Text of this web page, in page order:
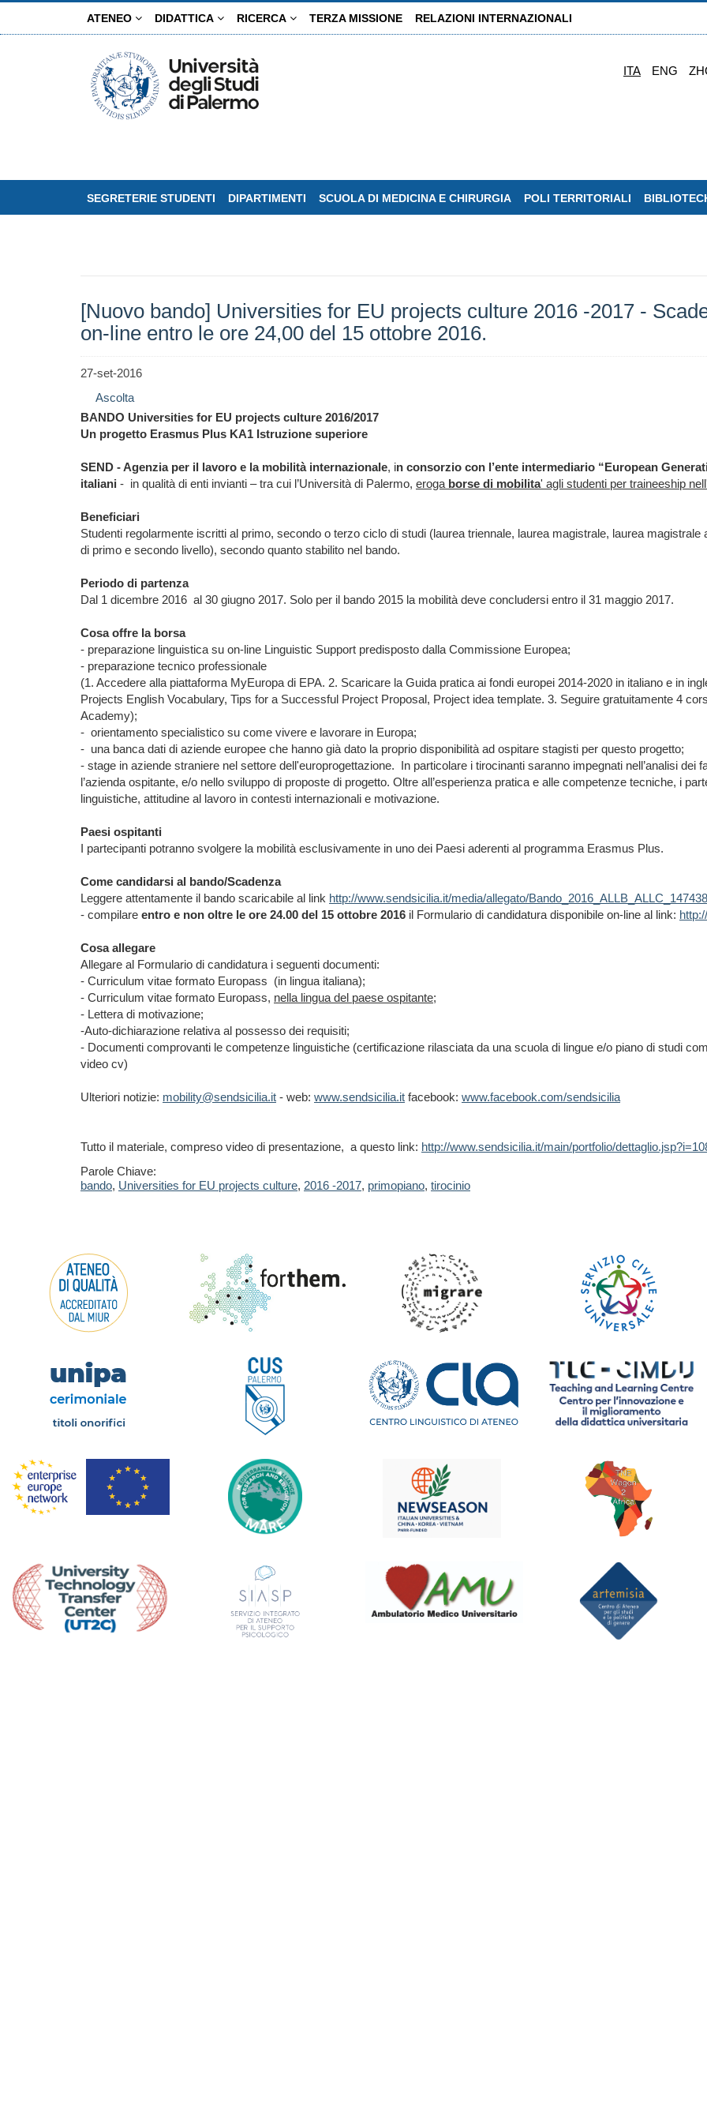
ATENEO DIDATTICA RICERCA TERZA MISSIONE RELAZIONI INTERNAZIONALI
ITA ENG
SEGRETERIE STUDENTI DIPARTIMENTI SCUOLA DI MEDICINA E CHIRURGIA POLI TERRITORIALI
[Nuovo bando] Universities for EU projects culture 2016 -2017 -
on-line entro le ore 24,00 del 15 ottobre 2016.
27-set-2016
Ascolta
BANDO Universities for EU projects culture 2016/2017
Un progetto Erasmus Plus KA1 Istruzione superiore
SEND - Agenzia per il lavoro e la mobilità internazionale, in consorzio con l’ente intermediario “European
italiani - in qualità di enti invianti – tra cui l’Università di Palermo, eroga borse di mobilita' agli studenti per traineeship
Beneficiari
Studenti regolarmente iscritti al primo, secondo o terzo ciclo di studi (laurea triennale, laurea magistrale, laurea
di primo e secondo livello), secondo quanto stabilito nel bando.
Periodo di partenza
Dal 1 dicembre 2016 al 30 giugno 2017. Solo per il bando 2015 la mobilità deve concludersi entro il 31 maggio 2017.
Cosa offre la borsa
- preparazione linguistica su on-line Linguistic Support predisposto dalla Commissione Europea;
- preparazione tecnico professionale
(1. Accedere alla piattaforma MyEuropa di EPA. 2. Scaricare la Guida pratica ai fondi europei 2014-2020 in italiano e in
Projects English Vocabulary, Tips for a Successful Project Proposal, Project idea template. 3. Seguire gratuitamente 4
Academy);
- orientamento specialistico su come vivere e lavorare in Europa;
- una banca dati di aziende europee che hanno già dato la proprio disponibilità ad ospitare stagisti per questo progetto;
- stage in aziende straniere nel settore dell'europrogettazione. In particolare i tirocinanti saranno impegnati nell’analisi dei
l’azienda ospitante, e/o nello sviluppo di proposte di progetto. Oltre all’esperienza pratica e alle competenze tecniche, i
linguistiche, attitudine al lavoro in contesti internazionali e motivazione.
Paesi ospitanti
I partecipanti potranno svolgere la mobilità esclusivamente in uno dei Paesi aderenti al programma Erasmus Plus.
Come candidarsi al bando/Scadenza
Leggere attentamente il bando scaricabile al link http://www.sendsicilia.it/media/allegato/
- compilare entro e non oltre le ore 24.00 del 15 ottobre 2016 il Formulario di candidatura disponibile on-line al link:
Cosa allegare
Allegare al Formulario di candidatura i seguenti documenti:
- Curriculum vitae formato Europass (in lingua italiana);
- Curriculum vitae formato Europass, nella lingua del paese ospitante;
- Lettera di motivazione;
-Auto-dichiarazione relativa al possesso dei requisiti;
- Documenti comprovanti le competenze linguistiche (certificazione rilasciata da una scuola di lingue e/o piano di studi
video cv)
Ulteriori notizie: mobility@sendsicilia.it - web: www.sendsicilia.it facebook: www.facebook.com/sendsicilia
Tutto il materiale, compreso video di presentazione, a questo link: http://www.sendsicilia.it/main/portfolio/
Parole Chiave:
bando, Universities for EU projects culture, 2016 -2017, primopiano, tirocinio